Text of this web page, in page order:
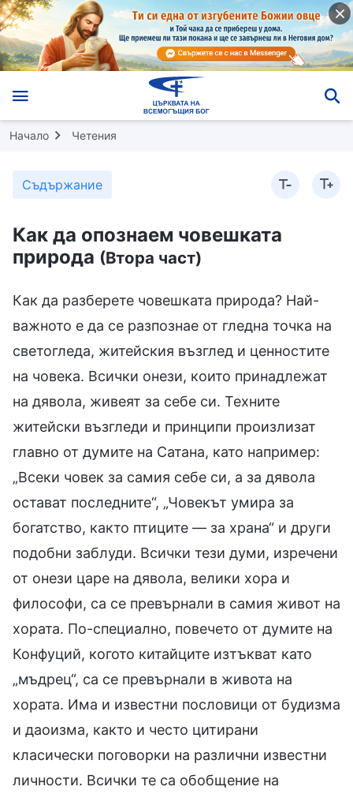
Начало Четения
Съдържание
Как да опознаем човешката
природа (Втора част)
Как да разберете човешката природа? Най-
важното е да се разпознае от гледна точка на
светогледа, житейския възглед и ценностите
на човека. Всички онези, които принадлежат
на дявола, живеят за себе си. Техните
житейски възгледи и принципи произлизат
главно от думите на Сатана, като например:
„Всеки човек за самия себе си, а за дявола
остават последните“, „Човекът умира за
богатство, както птиците — за храна“ и други
подобни заблуди. Всички тези думи, изречени
от онези царе на дявола, велики хора и
философи, са се превърнали в самия живот на
хората. По-специално, повечето от думите на
Конфуций, когото китайците изтъкват като
„мъдрец“, са се превърнали в живота на
хората. Има и известни пословици от будизма
и даоизма, както и често цитирани
класически поговорки на различни известни
личности. Всички те са обобщение на